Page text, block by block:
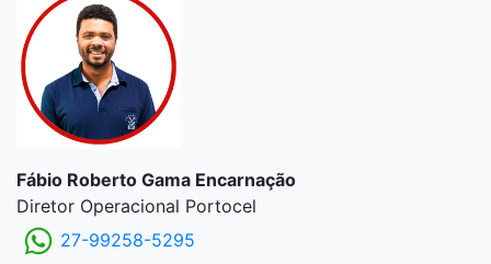
Fábio Roberto Gama Encarnação
Diretor Operacional Portocel
27-99258-5295